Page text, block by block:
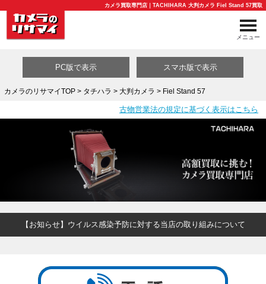
カメラ買取専門店｜TACHIHARA 大判カメラ Fiel Stand 57買取
メニュー
買取カテゴリ一覧
PC版で表示 スマホ版で表示
カメラのリサマイTOP> タチハラ > 大判カメラ > Fiel Stand 57
古物営業法の規定に基づく表示はこちら
【お知らせ】ウイルス感染予防に対する当店の取り組みについて